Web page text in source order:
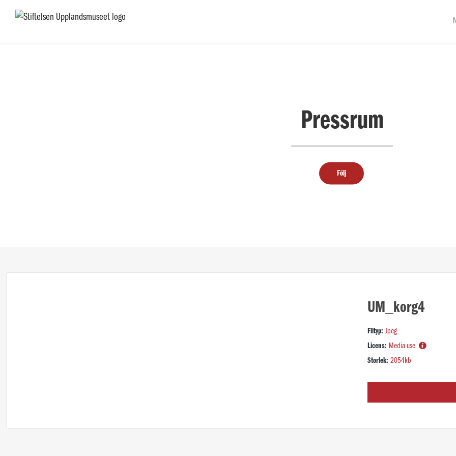
Pressrum
Följ
UM_korg4
Filtyp: Jpeg
Licens: Media use
Storlek: 2054kb